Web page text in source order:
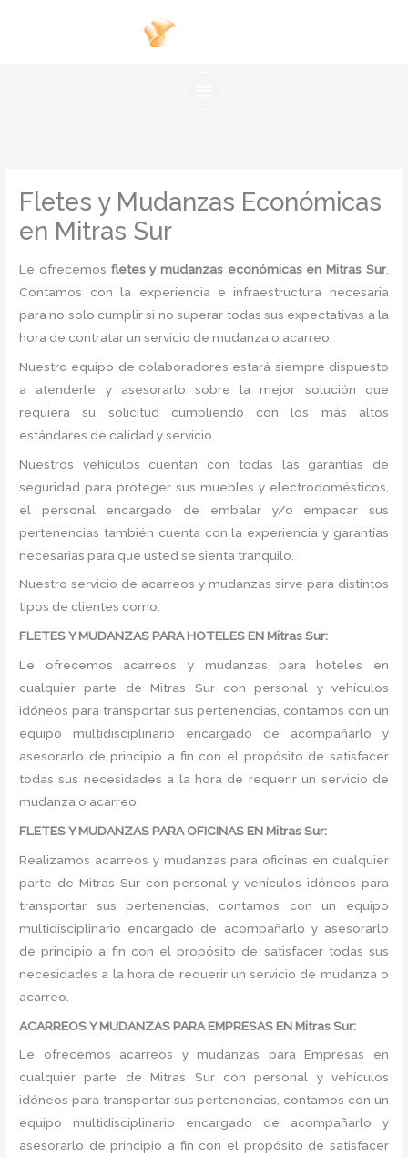
Fletes y Mudanzas Económicas
en Mitras Sur
Le ofrecemos fletes y mudanzas económicas en Mitras Sur.
Contamos con la experiencia e infraestructura necesaria
para no solo cumplir si no superar todas sus expectativas a la
hora de contratar un servicio de mudanza o acarreo.
Nuestro equipo de colaboradores estará siempre dispuesto
a atenderle y asesorarlo sobre la mejor solución que
requiera su solicitud cumpliendo con los más altos
estándares de calidad y servicio.
Nuestros vehículos cuentan con todas las garantías de
seguridad para proteger sus muebles y electrodomésticos,
el personal encargado de embalar y/o empacar sus
pertenencias también cuenta con la experiencia y garantías
necesarias para que usted se sienta tranquilo.
Nuestro servicio de acarreos y mudanzas sirve para distintos
tipos de clientes como:
FLETES Y MUDANZAS PARA HOTELES EN Mitras Sur:
Le ofrecemos acarreos y mudanzas para hoteles en
cualquier parte de Mitras Sur con personal y vehículos
idóneos para transportar sus pertenencias, contamos con un
equipo multidisciplinario encargado de acompañarlo y
asesorarlo de principio a fin con el propósito de satisfacer
todas sus necesidades a la hora de requerir un servicio de
mudanza o acarreo.
FLETES Y MUDANZAS PARA OFICINAS EN Mitras Sur:
Realizamos acarreos y mudanzas para oficinas en cualquier
parte de Mitras Sur con personal y vehículos idóneos para
transportar sus pertenencias, contamos con un equipo
multidisciplinario encargado de acompañarlo y asesorarlo
de principio a fin con el propósito de satisfacer todas sus
necesidades a la hora de requerir un servicio de mudanza o
acarreo.
ACARREOS Y MUDANZAS PARA EMPRESAS EN Mitras Sur:
Le ofrecemos acarreos y mudanzas para Empresas en
cualquier parte de Mitras Sur con personal y vehículos
idóneos para transportar sus pertenencias, contamos con un
equipo multidisciplinario encargado de acompañarlo y
asesorarlo de principio a fin con el propósito de satisfacer